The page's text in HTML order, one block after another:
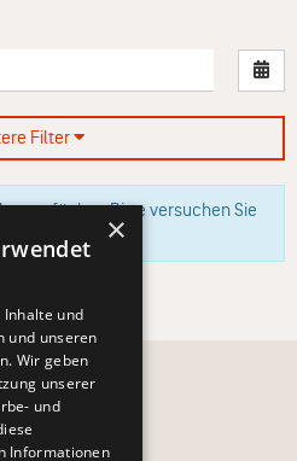
Filter
verfügbar. Bitte versuchen Sie
×
Inhalte und
und unseren
Wir geben
unserer
und
Informationen